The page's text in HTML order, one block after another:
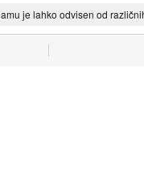
je lahko odvisen od